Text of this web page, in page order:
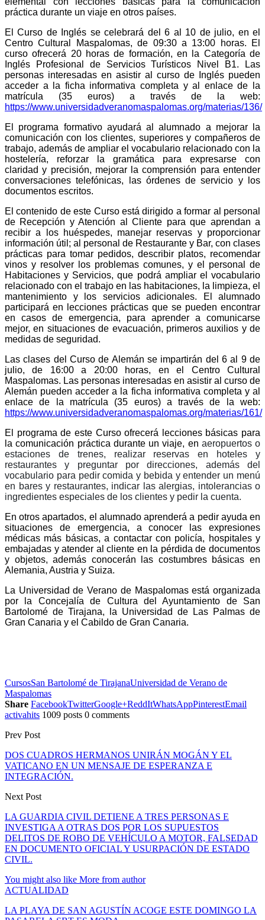
práctica durante un viaje en otros países.
El Curso de Inglés se celebrará del 6 al 10 de julio, en el
Centro Cultural Maspalomas, de 09:30 a 13:00 horas. El
curso ofrecerá 20 horas de formación, en la Categoría de
Inglés
Profesional de Servicios Turísticos Nivel B1.
Las
personas interesadas en asistir al curso de Inglés pueden
acceder a la ficha informativa completa y al enlace de la
matrícula (35 euros) a través de la web:
https://www.universidadveranomaspalomas.org/materias/136/
El programa formativo ayudará al alumnado a mejorar la
comunicación con los clientes, superiores y compañeros de
trabajo, además de ampliar el vocabulario relacionado con la
hostelería, reforzar la gramática para expresarse con
claridad y precisión, mejorar la comprensión para entender
conversaciones telefónicas, las órdenes de servicio y los
documentos escritos.
El contenido de este Curso está dirigido a formar al personal
de Recepción y Atención al Cliente para que aprendan a
recibir a los huéspedes, manejar reservas y proporcionar
información útil; al personal de Restaurante y Bar, con clases
prácticas para tomar pedidos, describir platos, recomendar
vinos y resolver los problemas comunes, y el personal de
Habitaciones y Servicios, que podrá ampliar el vocabulario
relacionado con el trabajo en las habitaciones, la limpieza, el
mantenimiento y los servicios adicionales. El alumnado
participará en lecciones prácticas que se pueden encontrar
en casos de emergencia, para aprender a comunicarse
mejor, en situaciones de evacuación, primeros auxilios y de
medidas de seguridad.
Las clases del Curso de Alemán se impartirán del 6 al 9 de
julio, de 16:00 a 20:00 horas, en el Centro Cultural
Maspalomas. Las personas interesadas en asistir al curso de
Alemán pueden acceder a la ficha informativa completa y al
enlace de la matrícula (35 euros) a través de la web:
https://www.universidadveranomaspalomas.org/materias/161/
El programa de este Curso ofrecerá lecciones básicas para
la comunicación práctica durante un viaje, en aeropuertos o
estaciones de trenes, realizar reservas en hoteles y
restaurantes y preguntar por direcciones, además del
vocabulario para pedir comida y bebida y entender un menú
en bares y restaurantes, indicar las alergias, intolerancias o
ingredientes especiales de los clientes y pedir la cuenta.
En otros apartados, el alumnado aprenderá a pedir ayuda en
situaciones de emergencia, a conocer las expresiones
médicas más básicas, a contactar con policía, hospitales y
embajadas y atender al cliente en la pérdida de documentos
y objetos, además conocerán las costumbres básicas en
Alemania, Austria y Suiza.
La Universidad de Verano de Maspalomas está organizada
por la Concejalía de Cultura del Ayuntamiento de San
Bartolomé de Tirajana, la Universidad de Las Palmas de
Gran Canaria y el Cabildo de Gran Canaria.
CursosSan Bartolomé de TirajanaUniversidad de Verano de
Maspalomas
Share FacebookTwitterGoogle+ReddItWhatsAppPinterestEmail
activahits 1009 posts 0 comments
Prev Post
DOS CUADROS HERMANOS UNIRÁN MOGÁN Y EL
VATICANO EN UN MENSAJE DE ESPERANZA E
INTEGRACIÓN.
Next Post
LA GUARDIA CIVIL DETIENE A TRES PERSONAS E
INVESTIGA A OTRAS DOS POR LOS SUPUESTOS
DELITOS DE ROBO DE VEHÍCULO A MOTOR, FALSEDAD
EN DOCUMENTO OFICIAL Y USURPACIÓN DE ESTADO
CIVIL.
You might also like More from author
ACTUALIDAD
LA PLAYA DE SAN AGUSTÍN ACOGE ESTE DOMINGO LA